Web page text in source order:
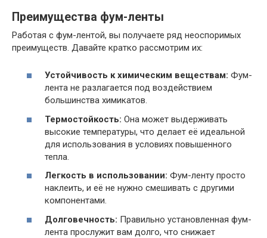
Преимущества фум-ленты
Работая с фум-лентой, вы получаете ряд неоспоримых
преимуществ. Давайте кратко рассмотрим их:
Устойчивость к химическим веществам: Фум-
лента не разлагается под воздействием
большинства химикатов.
Термостойкость: Она может выдерживать
высокие температуры, что делает её идеальной
для использования в условиях повышенного
тепла.
Легкость в использовании: Фум-ленту просто
наклеить, и её не нужно смешивать с другими
компонентами.
Долговечность: Правильно установленная фум-
лента прослужит вам долго, что снижает